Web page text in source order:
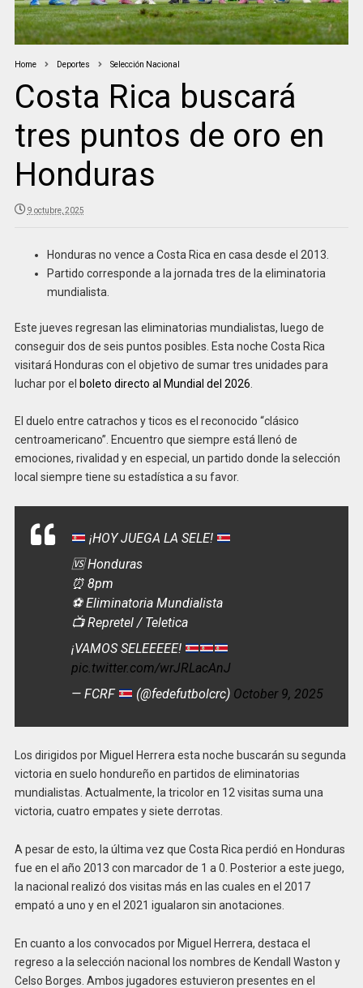
Home Deportes Selección Nacional
Costa Rica buscará
tres puntos de oro en
Honduras
9 octubre, 2025
Honduras no vence a Costa Rica en casa desde el 2013.
Partido corresponde a la jornada tres de la eliminatoria
mundialista.
Este jueves regresan las eliminatorias mundialistas, luego de
conseguir dos de seis puntos posibles. Esta noche Costa Rica
visitará Honduras con el objetivo de sumar tres unidades para
luchar por el boleto directo al Mundial del 2026
El duelo entre catrachos y ticos es el reconocido “clásico
centroamericano”. Encuentro que siempre está llenó de
emociones, rivalidad y en especial, un partido donde la selección
local siempre tiene su estadística a su favor.
¡HOY JUEGA LA SELE!
🆚 Honduras
⏰ 8pm
⚽️ Eliminatoria Mundialista
📺 Repretel / Teletica
¡VAMOS SELEEEEE!
pic.twitter.com/wrJRLacAnJ
— FCRF
(@fedefutbolcrc) October 9, 2025
Los dirigidos por Miguel Herrera esta noche buscarán su segunda
victoria en suelo hondureño en partidos de eliminatorias
mundialistas. Actualmente, la tricolor en 12 visitas suma una
victoria, cuatro empates y siete derrotas.
A pesar de esto, la última vez que Costa Rica perdió en Honduras
fue en el año 2013 con marcador de 1 a 0. Posterior a este juego,
la nacional realizó dos visitas más en las cuales en el 2017
empató a uno y en el 2021 igualaron sin anotaciones.
En cuanto a los convocados por Miguel Herrera, destaca el
regreso a la selección nacional los nombres de Kendall Waston y
Celso Borges. Ambos jugadores estuvieron presentes en el